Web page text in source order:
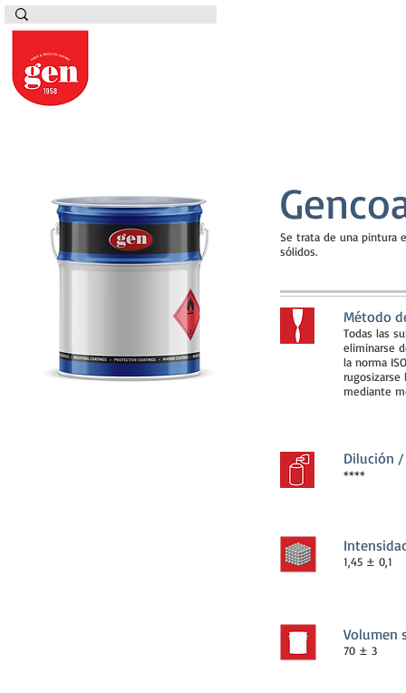
Se trata de una pintura
sólidos.
Método
Todas las
eliminarse
la norma
rugosizarse
mediante
Dilución /
****
1,45 ± 0,1
Volumen
70 ± 3